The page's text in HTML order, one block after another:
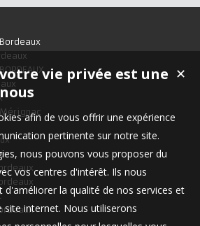
✕
vie privée est une
afin de vous offrir une expérience
pertinente sur notre site.
nous pouvons vous proposer du
vos centres d'intérêt. Ils nous
la qualité de nos services et
site internet. Nous utiliserons